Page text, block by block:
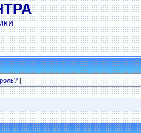
|